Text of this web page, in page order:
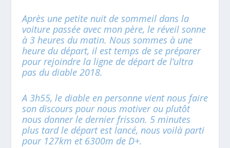
Après une petite nuit de sommeil dans la
voiture passée avec mon père, le réveil sonne
à 3 heures du matin. Nous sommes à une
heure du départ, il est temps de se préparer
pour rejoindre la ligne de départ de l’ultra
pas du diable 2018.
A 3h55, le diable en personne vient nous faire
son discours pour nous motiver ou plutôt
nous donner le dernier frisson. 5 minutes
plus tard le départ est lancé, nous voilà parti
pour 127km et 6300m de D+.